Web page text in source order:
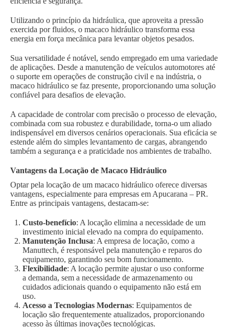
Utilizando o princípio da hidráulica, que aproveita a pressão
exercida por fluidos, o macaco hidráulico transforma essa
energia em força mecânica para levantar objetos pesados.
Sua versatilidade é notável, sendo empregado em uma variedade
de aplicações. Desde a manutenção de veículos automotores até
o suporte em operações de construção civil e na indústria, o
macaco hidráulico se faz presente, proporcionando uma solução
confiável para desafios de elevação.
A capacidade de controlar com precisão o processo de elevação,
combinada com sua robustez e durabilidade, torna-o um aliado
indispensável em diversos cenários operacionais. Sua eficácia se
estende além do simples levantamento de cargas, abrangendo
também a segurança e a praticidade nos ambientes de trabalho.
Vantagens da Locação de Macaco Hidráulico
Optar pela locação de um macaco hidráulico oferece diversas
vantagens, especialmente para empresas em Apucarana – PR.
Entre as principais vantagens, destacam-se:
Custo-benefício: A locação elimina a necessidade de um
investimento inicial elevado na compra do equipamento.
Manutenção Inclusa: A empresa de locação, como a
Manuttech, é responsável pela manutenção e reparos do
equipamento, garantindo seu bom funcionamento.
Flexibilidade: A locação permite ajustar o uso conforme
a demanda, sem a necessidade de armazenamento ou
cuidados adicionais quando o equipamento não está em
uso.
Acesso a Tecnologias Modernas: Equipamentos de
locação são frequentemente atualizados, proporcionando
acesso às últimas inovações tecnológicas.